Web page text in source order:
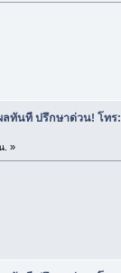
ลทันที ปรึกษาด่วน! โทร:
. »